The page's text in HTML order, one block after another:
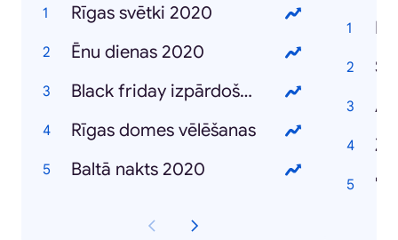
Rīgas svētki 2020
Ēnu dienas 2020
Black friday izpārdošana
Rīgas domes vēlēšanas
Baltā nakts 2020